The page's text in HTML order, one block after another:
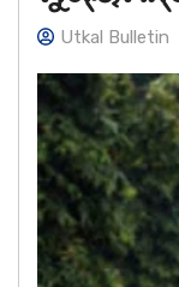
Utkal Bulletin